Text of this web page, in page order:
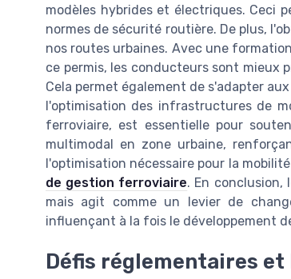
modèles hybrides et électriques. Ceci
normes de sécurité routière. De plus,
nos routes urbaines. Avec une
ce permis, les conducteurs sont mieux
Cela permet également de s'adapter
l'optimisation des infrastructures de
ferroviaire, est essentielle pour
multimodal en zone urbaine,
l'optimisation nécessaire pour la
de gestion ferroviaire. En conclusion,
mais agit comme un levier de
influençant à la fois le développement
Défis réglementaires